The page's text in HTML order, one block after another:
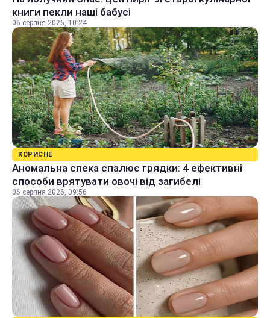
книги пекли наші бабусі
06 серпня 2026, 10:24
КОРИСНЕ
Аномальна спека спалює грядки: 4 ефективні
способи врятувати овочі від загибелі
06 серпня 2026, 09:56